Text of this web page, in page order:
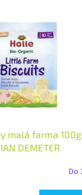
malá farma
DEMETER
Do